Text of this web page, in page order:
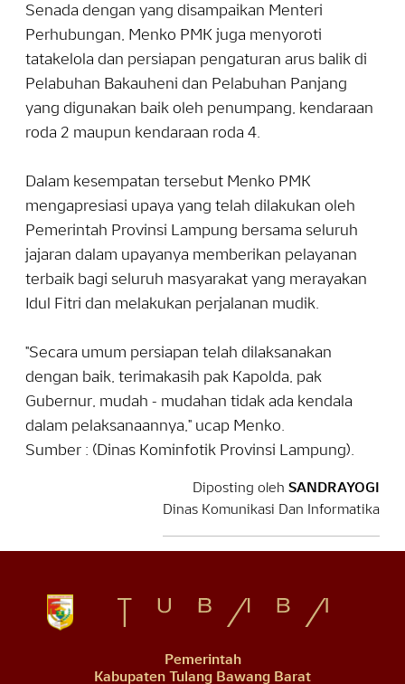
Senada dengan yang disampaikan Menteri
Perhubungan, Menko PMK juga menyoroti
tatakelola dan persiapan pengaturan arus balik di
Pelabuhan Bakauheni dan Pelabuhan Panjang
yang digunakan baik oleh penumpang, kendaraan
roda 2 maupun kendaraan roda 4.
Dalam kesempatan tersebut Menko PMK
mengapresiasi upaya yang telah dilakukan oleh
Pemerintah Provinsi Lampung bersama seluruh
jajaran dalam upayanya memberikan pelayanan
terbaik bagi seluruh masyarakat yang merayakan
Idul Fitri dan melakukan perjalanan mudik.
"Secara umum persiapan telah dilaksanakan
dengan baik, terimakasih pak Kapolda, pak
Gubernur, mudah - mudahan tidak ada kendala
dalam pelaksanaannya," ucap Menko.
Sumber : (Dinas Kominfotik Provinsi Lampung).
Diposting oleh SANDRAYOGI
Dinas Komunikasi Dan Informatika
Pemerintah
Kabupaten Tulang Bawang Barat